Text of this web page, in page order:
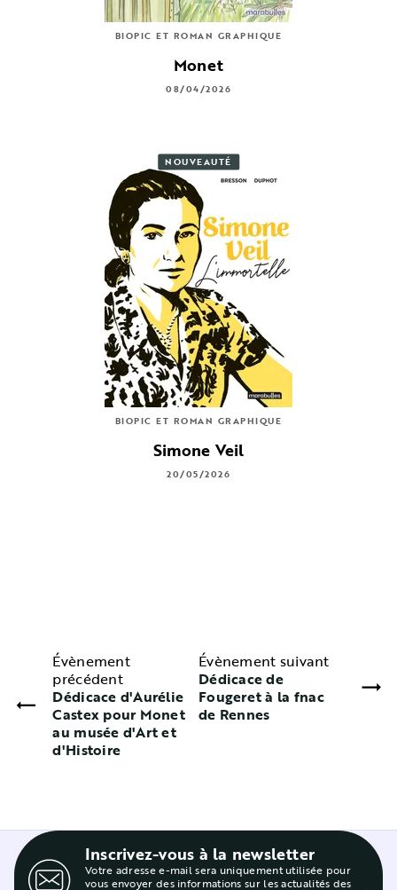
BIOPIC ET ROMAN GRAPHIQUE
Monet
08/04/2026
NOUVEAUTÉ
BIOPIC ET ROMAN GRAPHIQUE
Simone Veil
20/05/2026
Évènement
précédent
Dédicace d'Aurélie
Castex pour Monet
au musée d'Art et
d'Histoire
Évènement suivant
Dédicace de
Fougeret à la fnac
de Rennes
Inscrivez-vous à la newsletter
Votre adresse e-mail sera uniquement utilisée pour
vous envoyer des informations sur les actualités des